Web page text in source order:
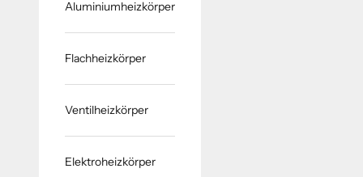
Aluminiumheizkörper
Flachheizkörper
Ventilheizkörper
Elektroheizkörper